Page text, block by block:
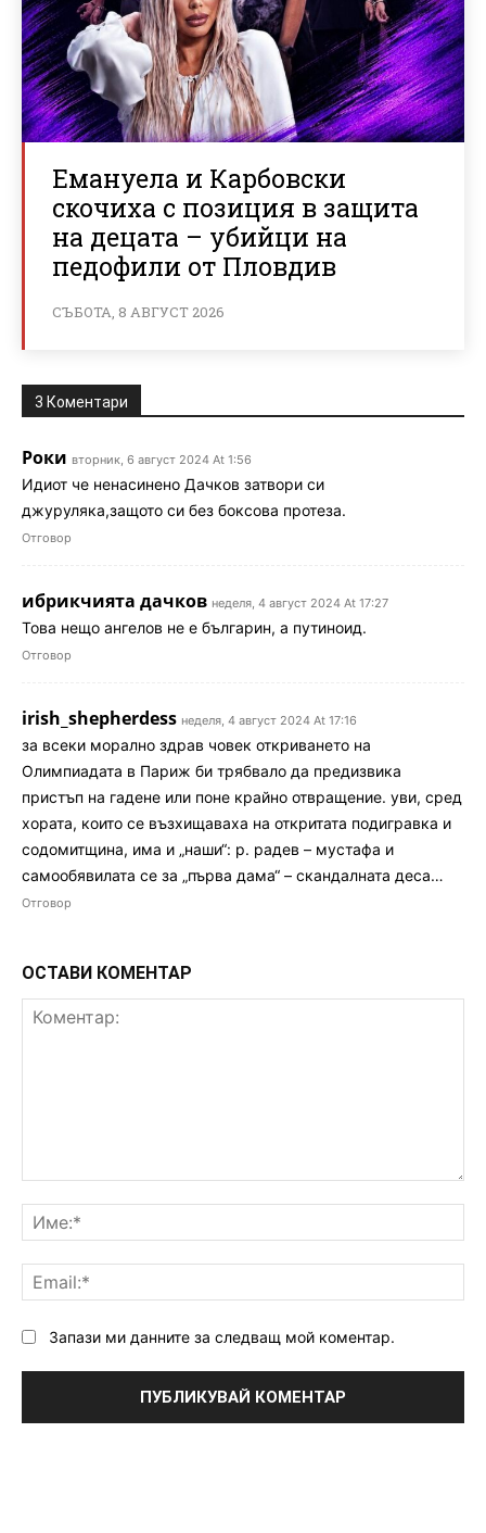
Емануела и Карбовски
скочиха с позиция в защита
на децата – убийци на
педофили от Пловдив
СЪБОТА, 8 АВГУСТ 2026
3 Коментари
Роки вторник, 6 август 2024 At 1:56
Идиот че ненасинено Дачков затвори си
джуруляка,защото си без боксова протеза.
Отговор
ибрикчията дачков неделя, 4 август 2024 At 17:27
Това нещо ангелов не е българин, а путиноид.
Отговор
irish_shepherdess неделя, 4 август 2024 At 17:16
за всеки морално здрав човек откриването на
Олимпиадата в Париж би трябвало да предизвика
пристъп на гадене или поне крайно отвращение. уви, сред
хората, които се възхищаваха на откритата подигравка и
содомитщина, има и „наши“: р. радев – мустафа и
самообявилата се за „първа дама“ – скандалната деса…
Отговор
ОСТАВИ КОМЕНТАР
Запази ми данните за следващ мой коментар.